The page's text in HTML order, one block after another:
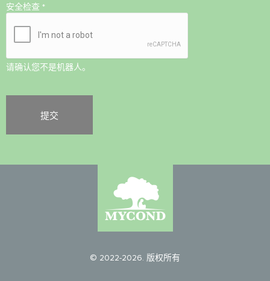
安全检查 *
请确认您不是机器人。
© 2022-2026. 版权所有